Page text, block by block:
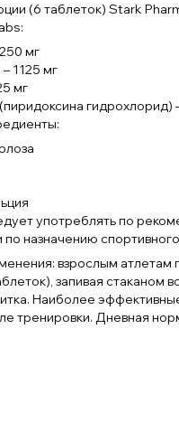
(6 таблеток) Stark
мг
1125 мг
мг
гидрохлорид)
употреблять по
по назначению
взрослым атлетам
запивая стаканом
Наиболее
тренировки. Дневная